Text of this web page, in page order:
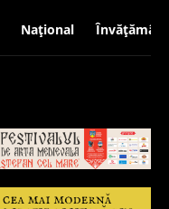
Național Învățământ